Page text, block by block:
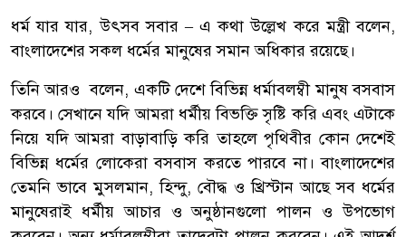
ধর্ম যার যার, উৎসব সবার – এ কথা উল্লেখ করে মন্ত্রী বলেন,
বাংলাদেশের সকল ধর্মের মানুষের সমান অধিকার রয়েছে।
তিনি আরও বলেন, একটি দেশে বিভিন্ন ধর্মাবলম্বী মানুষ বসবাস
করবে। সেখানে যদি আমরা ধর্মীয় বিভক্তি সৃষ্টি করি এবং এটাকে
নিয়ে যদি আমরা বাড়াবাড়ি করি তাহলে পৃথিবীর কোন দেশেই
বিভিন্ন ধর্মের লোকেরা বসবাস করতে পারবে না। বাংলাদেশের
তেমনি ভাবে মুসলমান, হিন্দু, বৌদ্ধ ও খ্রিস্টান আছে সব ধর্মের
মানুষেরাই ধর্মীয় আচার ও অনুষ্ঠানগুলো পালন ও উপভোগ